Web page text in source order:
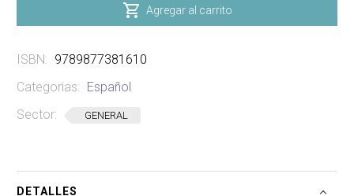
DE
cantidad
 Agregar al carrito
ISBN: 9789877381610
Categorias:
Español
Sector:
GENERAL
DETALLES